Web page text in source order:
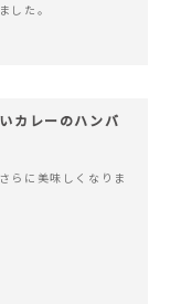
した。
カレーのハンバ
らに美味しくなりま